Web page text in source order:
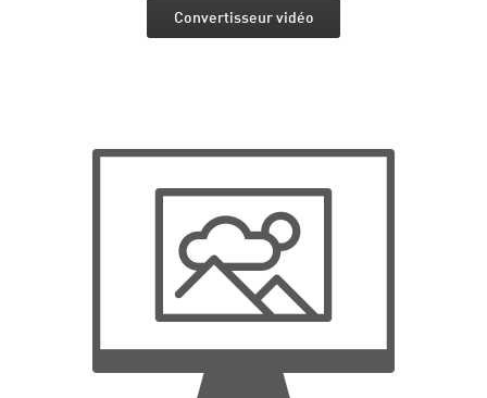
Convertisseur vidéo